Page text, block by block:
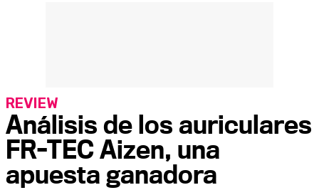
Análisis de los auriculares
FR-TEC Aizen, una
apuesta ganadora
REVIEW